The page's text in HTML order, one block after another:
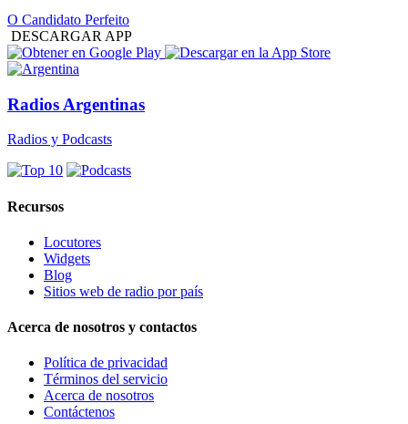
O Candidato Perfeito
DESCARGAR APP
Radios Argentinas
Radios y Podcasts
Recursos
Locutores
Widgets
Blog
Sitios web de radio por país
Acerca de nosotros y contactos
Política de privacidad
Términos del servicio
Acerca de nosotros
Contáctenos